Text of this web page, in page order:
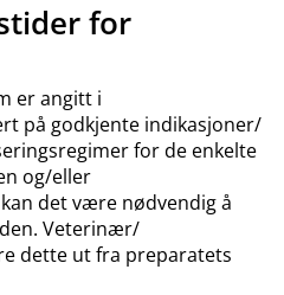
for
er angitt i
på godkjente indikasjoner​/​
for de enkelte
og​/​eller
det være nødvendig å
Veterinær​/​
dette ut fra preparatets